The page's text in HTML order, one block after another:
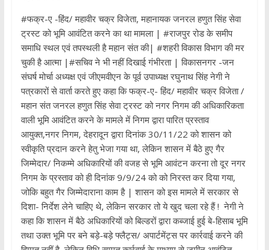
#फक्र-ए -हिंद/ महावीर चक्र विजेता, महानायक जनरल हणुत सिंह सेवा
ट्रस्ट को भूमि आवंटित करने का था मामला | #राजपुर रोड के समीप
समाधि स्थल एवं तपस्थली है महान संत की| #शहरी विकास विभाग की मर
चुकी है आत्मा |#सचिव ने भी नहीं दिखाई गंभीरता | विकासनगर -जन
संघर्ष मोर्चा अध्यक्ष एवं जीएमवीएन के पूर्व उपाध्यक्ष रघुनाथ सिंह नेगी ने
पत्रकारों से वार्ता करते हुए कहा कि फक्र-ए- हिंद/ महावीर चक्र विजेता /
महान संत जनरल हणुत सिंह सेवा ट्रस्ट को नगर निगम की अधिकारिकता
वाली भूमि आवंटित करने के मामले में निगम द्वारा पारित प्रस्ताव
आयुक्त,नगर निगम, देहरादून द्वारा दिनांक 30/11/22 को शासन को
स्वीकृति प्रदान करने हेतु भेजा गया था, लेकिन शासन में बैठे हुए गैर
जिम्मेदार/ निकम्मे अधिकारियों की वजह से भूमि आवंटन करना तो दूर नगर
निगम के प्रस्ताव को ही दिनांक 9/9/24 को को निरस्त कर दिया गया,
जोकि बहुत गैर जिम्मेदाराना काम है | शासन को इस मामले में सरकार से
दिशा- निर्देश लेने चाहिए थे, लेकिन सरकार तो ये खुद चला रहे हैं ! ‌ नेगी ने
कहा कि शासन में बैठे अधिकारियों को बिल्डरों द्वारा कब्जाई हुई बे-हिसाब भूमि
तथा उक्त भूमि पर बने बड़े-बड़े फ्लैट्स/ अपार्टमेंट्स पर कार्रवाई करने की